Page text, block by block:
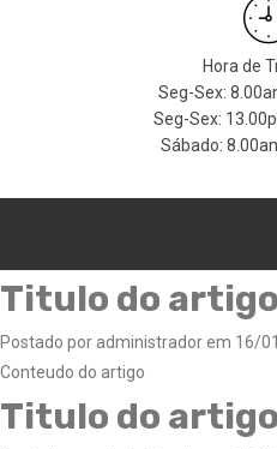
Hora de
Seg-Sex:
Seg-Sex:
Sábado:
Titulo do
Postado por administrador em 16/
Conteudo do artigo
Titulo do